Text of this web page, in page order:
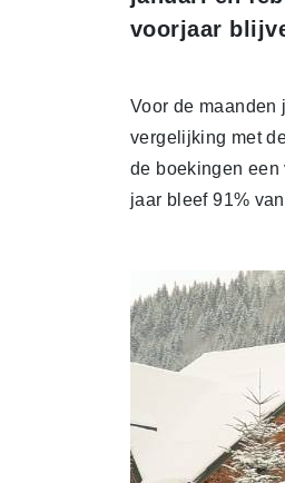
voorjaar
Voor de maanden
vergelijking met
de boekingen
jaar bleef 91%